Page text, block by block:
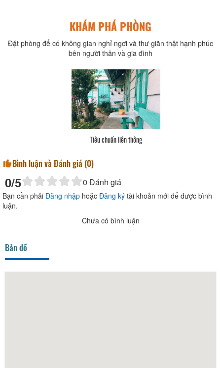
KHÁM PHÁ PHÒNG
Đặt phòng để có không gian nghỉ ngơi và thư giãn thật hạnh phúc
bên người thân và gia đình
Tiêu chuẩn liên thông
Bình luận và Đánh giá (0)
0/5 0 Đánh giá
Bạn cần phải Đăng nhập hoặc Đăng ký tài khoản mới để được bình
luận.
Chưa có bình luận
Bản đồ